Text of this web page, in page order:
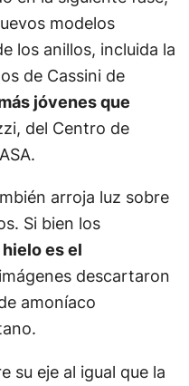
modelos
los anillos, incluida la
de Cassini de
jóvenes que
del Centro de
arroja luz sobre
Si bien los
es el
descartaron
amoníaco
su eje al igual que la